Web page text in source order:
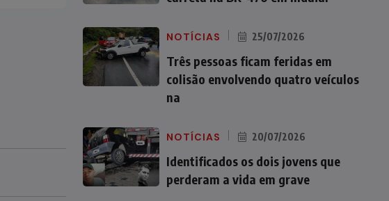
NOTÍCIAS 25/07/2026
Três pessoas ficam feridas em
colisão envolvendo quatro veículos
na
NOTÍCIAS 20/07/2026
Identificados os dois jovens que
perderam a vida em grave